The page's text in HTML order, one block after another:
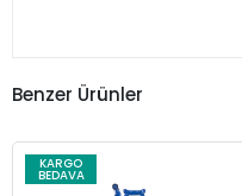
Benzer Ürünler
KARGO
BEDAVA